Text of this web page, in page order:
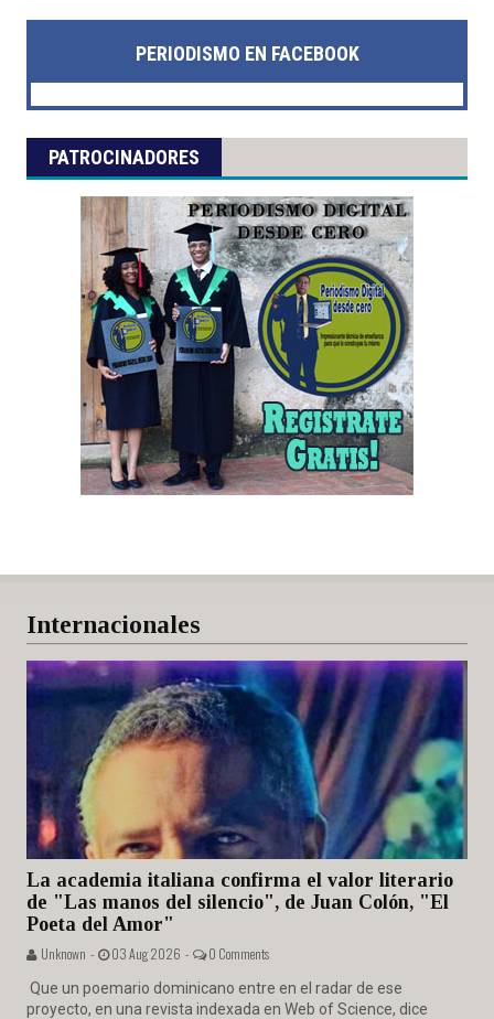
PERIODISMO EN FACEBOOK
PATROCINADORES
Internacionales
La academia italiana confirma el valor literario
de "Las manos del silencio", de Juan Colón, "El
Poeta del Amor"
Unknown - 03 Aug 2026 - 0 Comments
Que un poemario dominicano entre en el radar de ese
proyecto, en una revista indexada en Web of Science, dice